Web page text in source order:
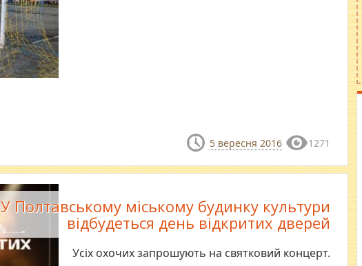
5 вересня 2016 1271
У Полтавському міському будинку культури
відбудеться день відкритих дверей
Усіх охочих запрошують на святковий концерт.